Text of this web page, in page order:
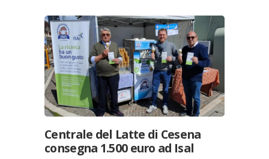
CHI SIAMO
Centrale del Latte di Cesena
consegna 1.500 euro ad Isal